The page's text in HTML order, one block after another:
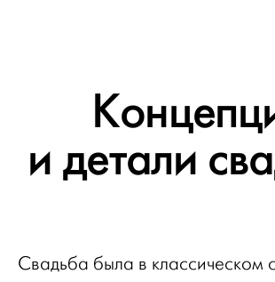
и детали
Свадьба была в классическом